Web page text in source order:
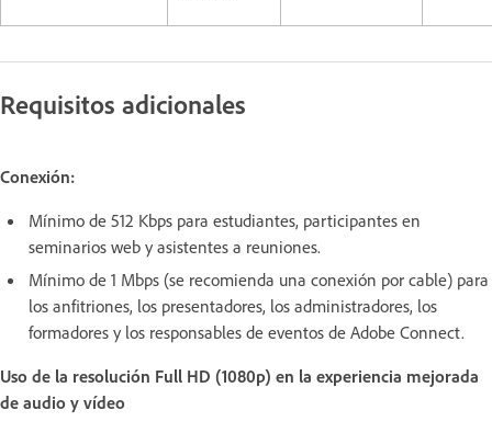
Requisitos adicionales
Conexión:
Mínimo de 512 Kbps para estudiantes, participantes en
seminarios web y asistentes a reuniones.
Mínimo de 1 Mbps (se recomienda una conexión por cable) para
los anfitriones, los presentadores, los administradores, los
formadores y los responsables de eventos de Adobe Connect.
Uso de la resolución Full HD (1080p) en la experiencia mejorada
de audio y vídeo